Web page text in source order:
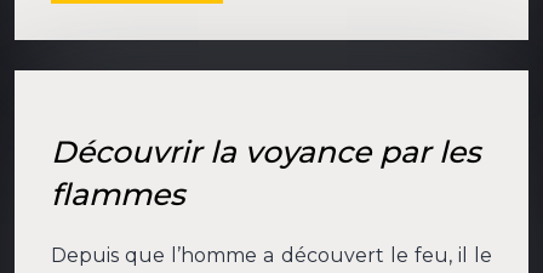
Découvrir la voyance par les
flammes
Depuis que l’homme a découvert le feu, il le